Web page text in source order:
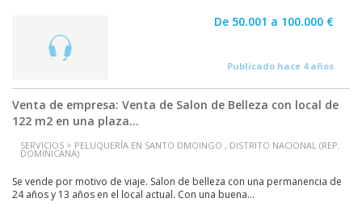
De 50.001 a 100.000 €
Publicado hace 4 años
Venta de empresa: Venta de Salon de Belleza con local de
122 m2 en una plaza...
SERVICIOS > PELUQUERÍA EN SANTO DMOINGO , DISTRITO NACIONAL (REP.
DOMINICANA)
Se vende por motivo de viaje. Salon de belleza con una permanencia de
24 años y 13 años en el local actual. Con una buena...